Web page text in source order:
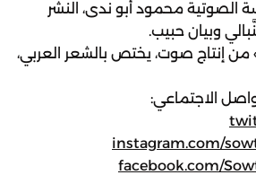
الصوتية محمود أبو ندى، النشر
وبيان حبيب.
إنتاج صوت، يختص بالشعر العربي،
الاجتماعي:
instagram.com/
facebook.com/